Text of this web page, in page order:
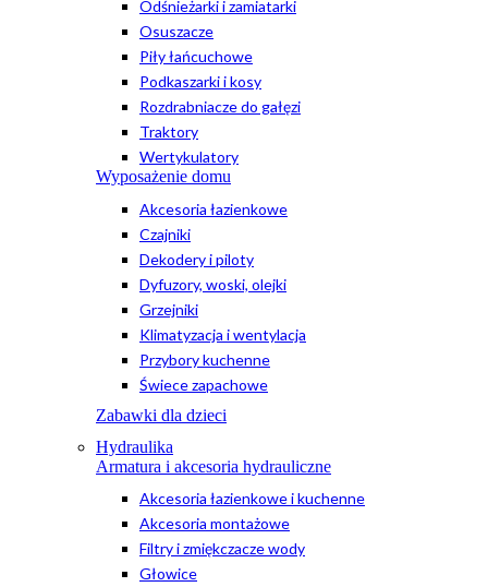
Odśnieżarki i zamiatarki
Osuszacze
Piły łańcuchowe
Podkaszarki i kosy
Rozdrabniacze do gałęzi
Traktory
Wertykulatory
Wyposażenie domu
Akcesoria łazienkowe
Czajniki
Dekodery i piloty
Dyfuzory, woski, olejki
Grzejniki
Klimatyzacja i wentylacja
Przybory kuchenne
Świece zapachowe
Zabawki dla dzieci
Hydraulika
Armatura i akcesoria hydrauliczne
Akcesoria łazienkowe i kuchenne
Akcesoria montażowe
Filtry i zmiękczacze wody
Głowice